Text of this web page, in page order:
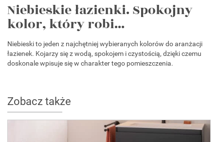
Niebieskie łazienki. Spokojny
kolor, który robi...
Niebieski to jeden z najchętniej wybieranych kolorów do aranżacji
łazienek. Kojarzy się z wodą, spokojem i czystością, dzięki czemu
doskonale wpisuje się w charakter tego pomieszczenia.
Zobacz także